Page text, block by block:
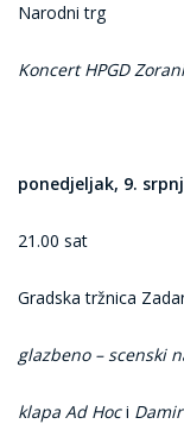
Narodni trg
Koncert HPGD
ponedjeljak, 9.
21.00 sat
Gradska tržnica
glazbeno – scenski
klapa Ad Hoci